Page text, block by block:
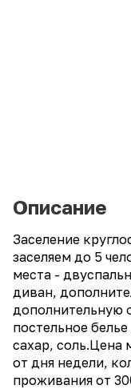
Описание
Заселение
заселяем до 5
места -
диван,
дополнительную
постельное
сахар, соль.Цена
от дня недели,
проживания от